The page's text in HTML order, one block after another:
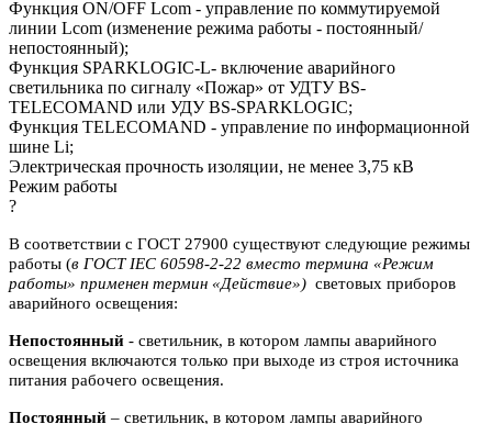
Функция ON/OFF Lcom - управление по коммутируемой
линии Lcom (изменение режима работы - постоянный/
непостоянный);
Функция SPARKLOGIC-L- включение аварийного
светильника по сигналу «Пожар» от УДТУ BS-
TELECOMAND или УДУ BS-SPARKLOGIC;
Функция TELECOMAND - управление по информационной
шине Li;
Электрическая прочность изоляции, не менее 3,75 кВ
Режим работы
?
В соответствии с ГОСТ 27900 существуют следующие режимы
работы (в ГОСТ IEC 60598-2-22 вместо термина «Режим
работы» применен термин «Действие») световых приборов
аварийного освещения:
Непостоянный - светильник, в котором лампы аварийного
освещения включаются только при выходе из строя источника
питания рабочего освещения.
Постоянный – светильник, в котором лампы аварийного